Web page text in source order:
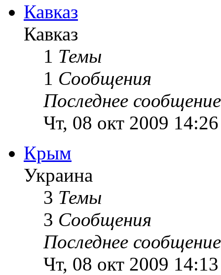
Кавказ
Кавказ
1 Темы
1 Сообщения
Последнее сообщение
Чт, 08 окт 2009 14:26
Крым
Украина
3 Темы
3 Сообщения
Последнее сообщение
Чт, 08 окт 2009 14:13